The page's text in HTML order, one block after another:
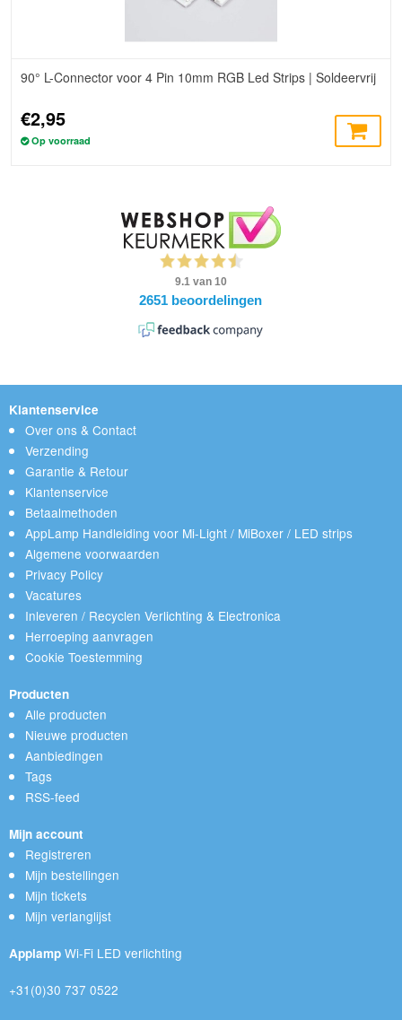
90° L-Connector voor 4 Pin 10mm RGB Led Strips | Soldeervrij
€2,95
Op voorraad
Klantenservice
Over ons & Contact
Verzending
Garantie & Retour
Klantenservice
Betaalmethoden
AppLamp Handleiding voor Mi-Light / MiBoxer / LED strips
Algemene voorwaarden
Privacy Policy
Vacatures
Inleveren / Recyclen Verlichting & Electronica
Herroeping aanvragen
Cookie Toestemming
Producten
Alle producten
Nieuwe producten
Aanbiedingen
Tags
RSS-feed
Mijn account
Registreren
Mijn bestellingen
Mijn tickets
Mijn verlanglijst
Applamp Wi-Fi LED verlichting
+31(0)30 737 0522